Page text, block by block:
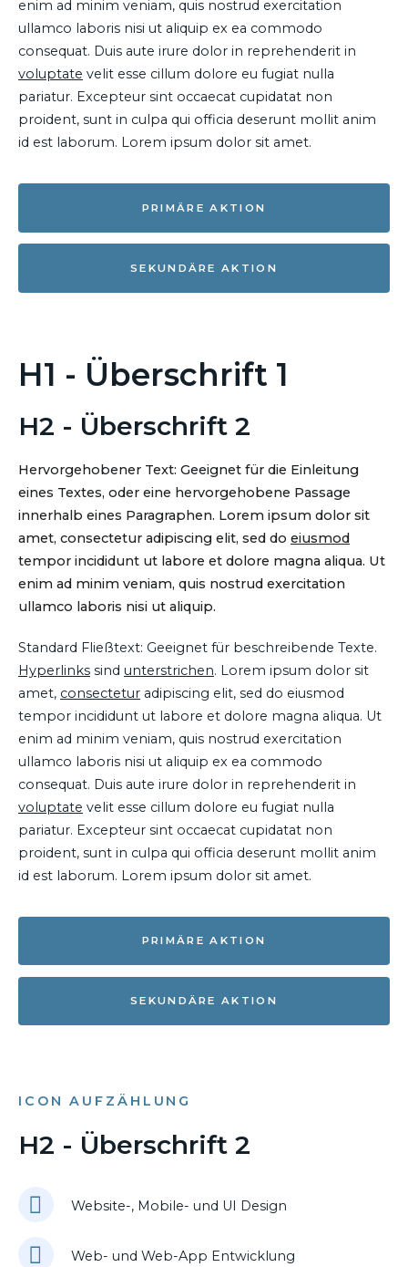
enim ad minim veniam, quis nostrud exercitation
ullamco laboris nisi ut aliquip ex ea commodo
consequat. Duis aute irure dolor in reprehenderit in
voluptate velit esse cillum dolore eu fugiat nulla
pariatur. Excepteur sint occaecat cupidatat non
proident, sunt in culpa qui officia deserunt mollit anim
id est laborum. Lorem ipsum dolor sit amet.
PRIMÄRE AKTION
SEKUNDÄRE AKTION
H1 - Überschrift 1
H2 - Überschrift 2
Hervorgehobener Text: Geeignet für die Einleitung
eines Textes, oder eine hervorgehobene Passage
innerhalb eines Paragraphen. Lorem ipsum dolor sit
amet, consectetur adipiscing elit, sed do eiusmod
tempor incididunt ut labore et dolore magna aliqua. Ut
enim ad minim veniam, quis nostrud exercitation
ullamco laboris nisi ut aliquip.
Standard Fließtext: Geeignet für beschreibende Texte.
Hyperlinks sind unterstrichen. Lorem ipsum dolor sit
amet, consectetur adipiscing elit, sed do eiusmod
tempor incididunt ut labore et dolore magna aliqua. Ut
enim ad minim veniam, quis nostrud exercitation
ullamco laboris nisi ut aliquip ex ea commodo
consequat. Duis aute irure dolor in reprehenderit in
voluptate velit esse cillum dolore eu fugiat nulla
pariatur. Excepteur sint occaecat cupidatat non
proident, sunt in culpa qui officia deserunt mollit anim
id est laborum. Lorem ipsum dolor sit amet.
PRIMÄRE AKTION
SEKUNDÄRE AKTION
ICON AUFZÄHLUNG
H2 - Überschrift 2
Website-, Mobile- und UI Design
Web- und Web-App Entwicklung